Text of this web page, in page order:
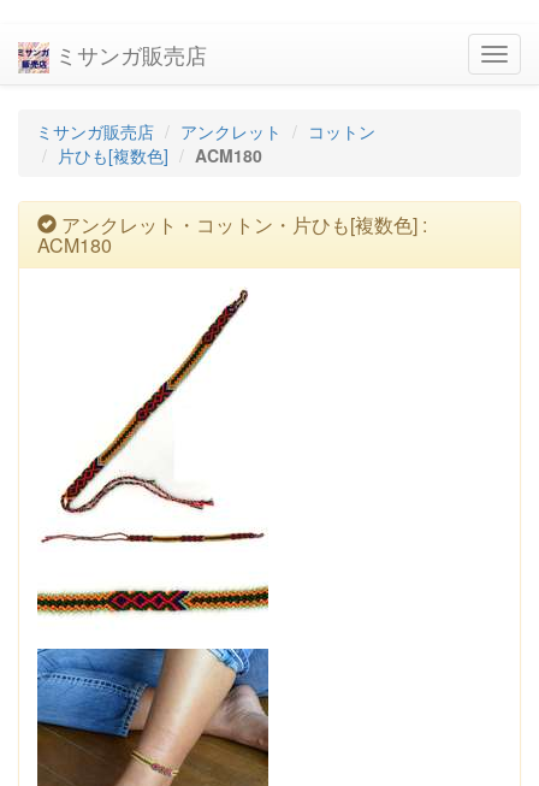
ミサンガ販売店
ミサンガ販売店 アンクレット
コットン
片ひも[複数色]
ACM180
アンクレット・コットン・片ひも[複数色] :
ACM180